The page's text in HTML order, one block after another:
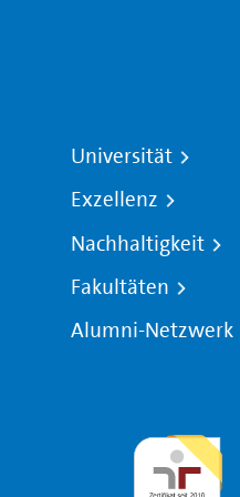
Universität
Exzellenz
Nachhaltigkeit
Fakultäten
Alumni-Netzwerk